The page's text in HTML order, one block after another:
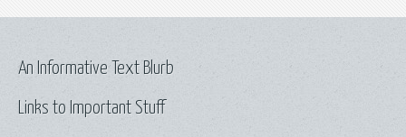
Links to Important Stuff
An Informative Text Blurb